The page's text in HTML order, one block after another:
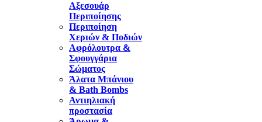
Αξεσουάρ
Περιποίησης
Περιποίηση
Χεριών & Ποδιών
Αφρόλουτρα &
Σφουγγάρια
Σώματος
Άλατα Μπάνιου
& Bath Bombs
Αντιηλιακή
προστασία